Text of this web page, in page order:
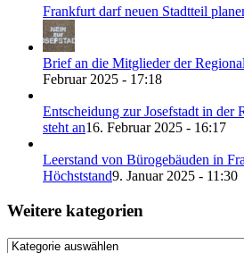
Frankfurt darf neuen Stadtteil
Brief an die Mitglieder der
Februar 2025 - 17:18
Entscheidung zur Josefstadt in der
steht an16. Februar 2025 - 16:17
Leerstand von Bürogebäuden in
Höchststand9. Januar 2025 - 11:30
Weitere kategorien
Weitere